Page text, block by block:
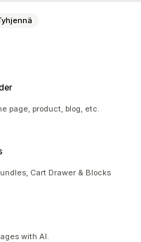
page, product, blog, etc.
Cart Drawer & Blocks
with AI.